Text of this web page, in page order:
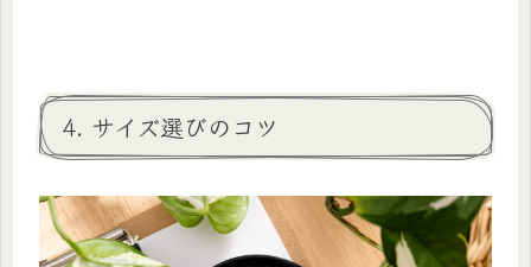
4. サイズ選びのコツ